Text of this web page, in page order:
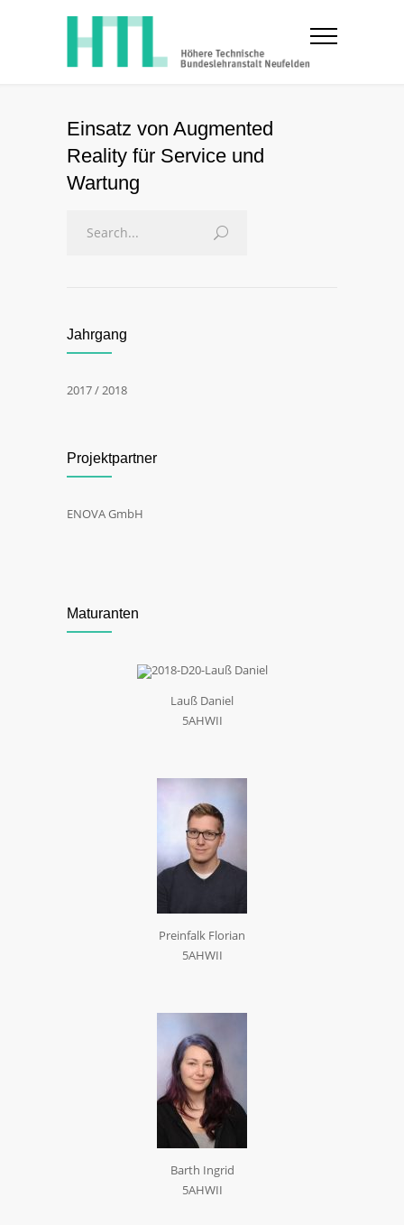
Einsatz von Augmented
Reality für Service und
Wartung
Jahrgang
2017 / 2018
Projektpartner
ENOVA GmbH
Maturanten
Lauß Daniel
5AHWII
Preinfalk Florian
5AHWII
Barth Ingrid
5AHWII